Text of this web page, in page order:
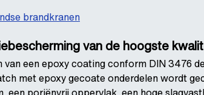
brandkranen
van de hoogste
een epoxy coating conform DIN 3476
met epoxy gecoate onderdelen wordt